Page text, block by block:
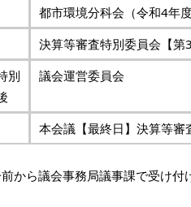
都市環境分科会（令和4年
決算等審査特別委員会【
別
議会運営委員会
本会議【最終日】決算等
から議会事務局議事課で受け付